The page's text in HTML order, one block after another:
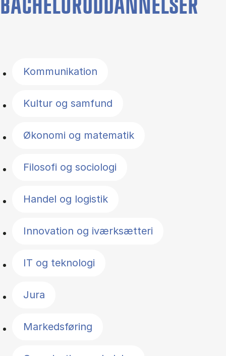
BACHELORUDDANNELSER
Kommunikation
Kultur og samfund
Økonomi og matematik
Filosofi og sociologi
Handel og logistik
Innovation og iværksætteri
IT og teknologi
Jura
Markedsføring